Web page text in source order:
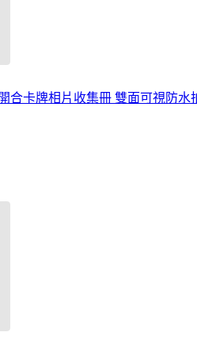
合卡牌相片收集冊 雙面可視防水